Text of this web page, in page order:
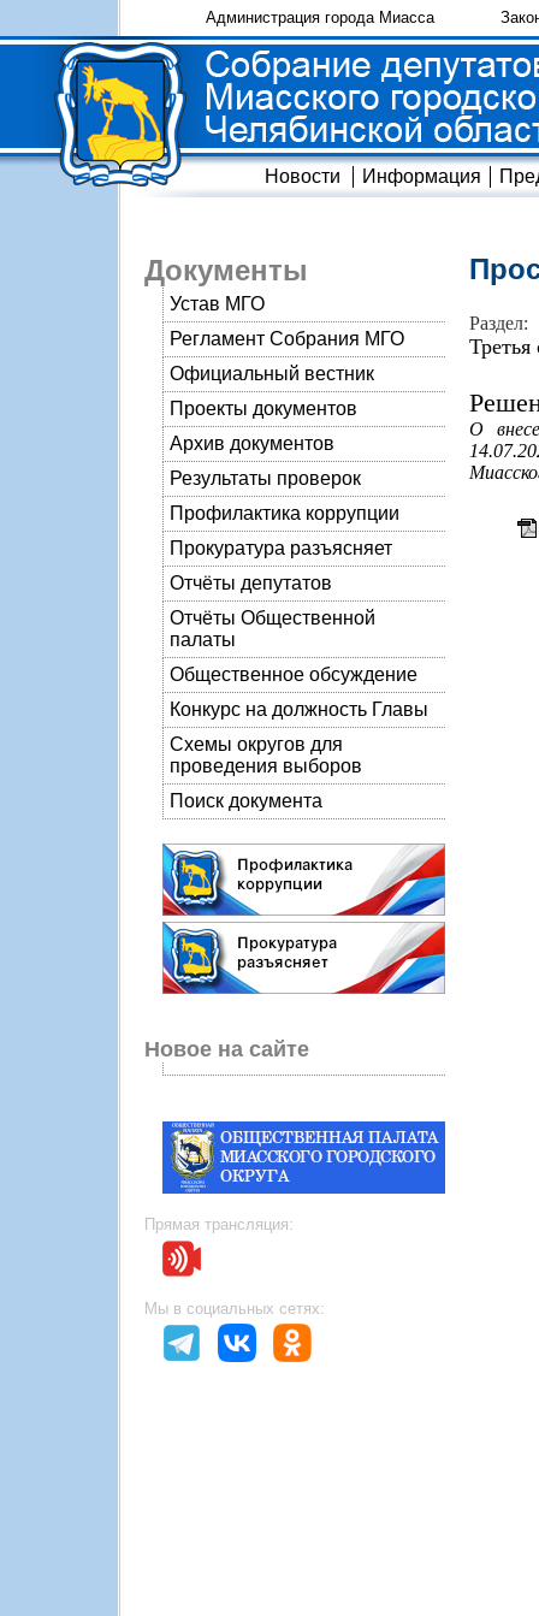
Администрация города Миасса
Новости Информация
Документы
Устав МГО
Регламент Собрания МГО
Официальный вестник
Проекты документов
Архив документов
Результаты проверок
Профилактика коррупции
Прокуратура разъясняет
Отчёты депутатов
Отчёты Общественной
палаты
Общественное обсуждение
Конкурс на должность Главы
Схемы округов для
проведения выборов
Поиск документа
Новое на сайте
Прямая трансляция:
Мы в социальных сетях:
Раздел:
Третья
О